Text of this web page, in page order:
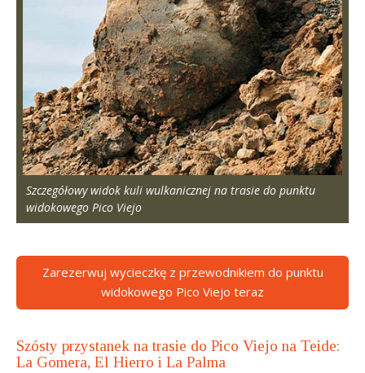
Szczegółowy widok kuli wulkanicznej na trasie do punktu
widokowego Pico Viejo
Zarezerwuj wycieczkę z przewodnikiem do punktu
widokowego Pico Viejo teraz
Szósty przystanek na trasie do Pico Viejo na Teide:
La Gomera, El Hierro i La Palma